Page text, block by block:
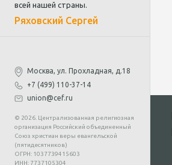
всей нашей страны.
Ряховский Сергей
Москва, ул. Прохладная, д.18
+7 (499) 110-37-14
union@cef.ru
© 2026. Централизованная религиозная
организация Российский объединенный
Союз христиан веры евангельской
(пятидесятников)
ОГРН: 1037739415603
ИНН: 7737105304